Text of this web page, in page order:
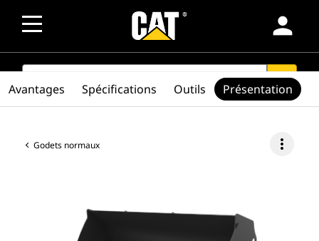
person
SEARCH search
Godets normaux more_vert
Avantages Spécifications Outils Présentation